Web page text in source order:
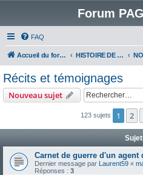
Forum
FAQ
Accueil du forum HISTOIRE DE LA GRANDE GUERRE
Récits et témoignages
Nouveau sujet
123 sujets 1 2
Carnet de guerre d'un agent
Dernier message par Laurent59 «
Réponses : 3